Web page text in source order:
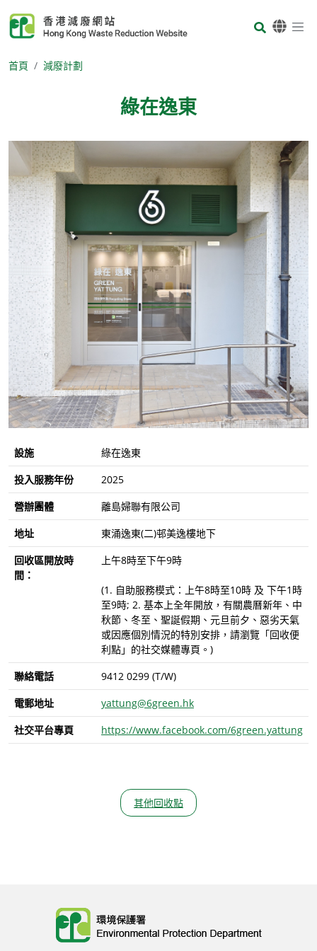
Body
首頁 減廢計劃
綠在逸東
Body
設施
綠在逸東
投入服務年份
2025
營辦團體
離島婦聯有限公司
地址
東涌逸東(二)邨美逸樓地下
回收區開放時
間：
上午8時至下午9時
(1. 自助服務模式：上午8時至10時 及 下午1時
至9時; 2. 基本上全年開放，有關農曆新年、中
秋節、冬至、聖誕假期、元旦前夕、惡劣天氣
或因應個別情況的特別安排，請瀏覽「回收便
利點」的社交媒體專頁。)
聯絡電話
9412 0299 (T/W)
電郵地址
yattung@6green.hk
社交平台專頁
https://www.facebook.com/6green.yattung
其他回收點